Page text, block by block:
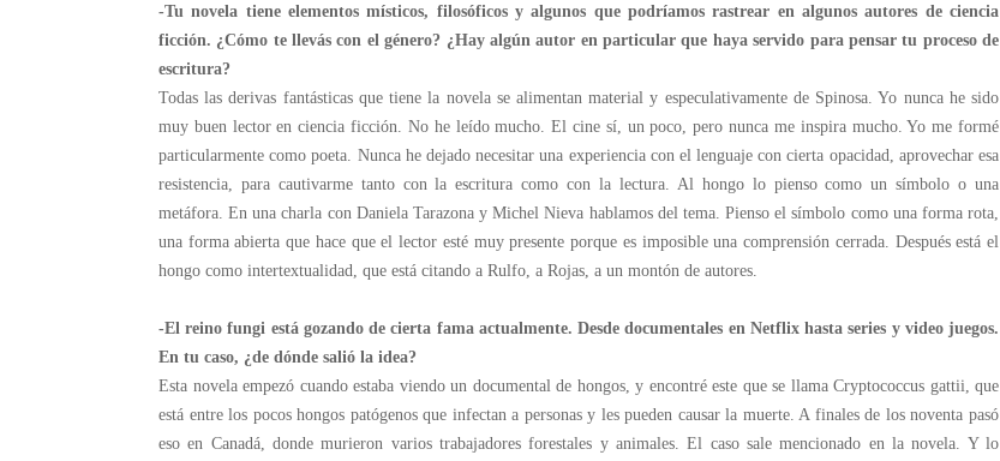
-Tu novela tiene elementos místicos, filosóficos y algunos que podríamos rastrear en algunos autores de ciencia
ficción. ¿Cómo te llevás con el género? ¿Hay algún autor en particular que haya servido para pensar tu proceso de
escritura?
Todas las derivas fantásticas que tiene la novela se alimentan material y especulativamente de Spinosa. Yo nunca he sido
muy buen lector en ciencia ficción. No he leído mucho. El cine sí, un poco, pero nunca me inspira mucho. Yo me formé
particularmente como poeta. Nunca he dejado necesitar una experiencia con el lenguaje con cierta opacidad, aprovechar esa
resistencia, para cautivarme tanto con la escritura como con la lectura. Al hongo lo pienso como un símbolo o una
metáfora. En una charla con Daniela Tarazona y Michel Nieva hablamos del tema. Pienso el símbolo como una forma rota,
una forma abierta que hace que el lector esté muy presente porque es imposible una comprensión cerrada. Después está el
hongo como intertextualidad, que está citando a Rulfo, a Rojas, a un montón de autores.
-El reino fungi está gozando de cierta fama actualmente. Desde documentales en Netflix hasta series y video juegos.
En tu caso, ¿de dónde salió la idea?
Esta novela empezó cuando estaba viendo un documental de hongos, y encontré este que se llama Cryptococcus gattii, que
está entre los pocos hongos patógenos que infectan a personas y les pueden causar la muerte. A finales de los noventa pasó
eso en Canadá, donde murieron varios trabajadores forestales y animales. El caso sale mencionado en la novela. Y lo